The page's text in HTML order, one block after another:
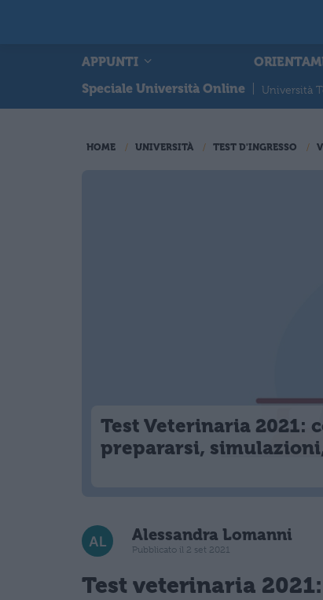
APPUNTI
Speciale Università Online
Università
HOME UNIVERSITÀ TEST D'INGRESSO
Test Veterinaria 2021:
prepararsi,
Alessandra Lomanni
Pubblicato il 2 set 2021
Test veterinaria